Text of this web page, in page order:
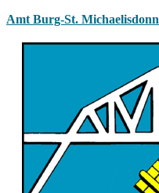
Amt Burg-St. Michaelisdonn